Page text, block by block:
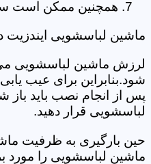
همچنین ممکن است
ماشین لباسشویی
لرزش ماشین لباسشویی می
شود.بنابراین برای عیب
پس از انجام نصب باید باز
لباسشویی قرار دهید.
حین بارگیری به ظرفیت
ماشین لباسشویی را مورد